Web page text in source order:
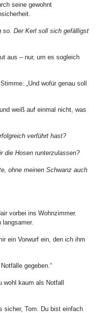
seine gewohnt
Der Kerl soll sich gefälligst
aus – nur, um es sogleich
„Und wofür genau soll
weiß auf einmal nicht, was
verführt hast?
die Hosen runterzulassen?
ohne meinen Schwanz auch
vorbei ins Wohnzimmer.
langsamer.
ein Vorwurf ein, den ich ihm
gegeben.“
wohl kaum als Notfall
sicher, Tom. Du bist einfach